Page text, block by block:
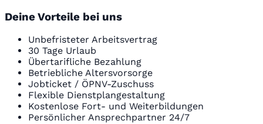
Deine Vorteile bei uns
Unbefristeter Arbeitsvertrag
30 Tage Urlaub
Übertarifliche Bezahlung
Betriebliche Altersvorsorge
Jobticket / ÖPNV-Zuschuss
Flexible Dienstplangestaltung
Kostenlose Fort- und Weiterbildungen
Persönlicher Ansprechpartner 24/7